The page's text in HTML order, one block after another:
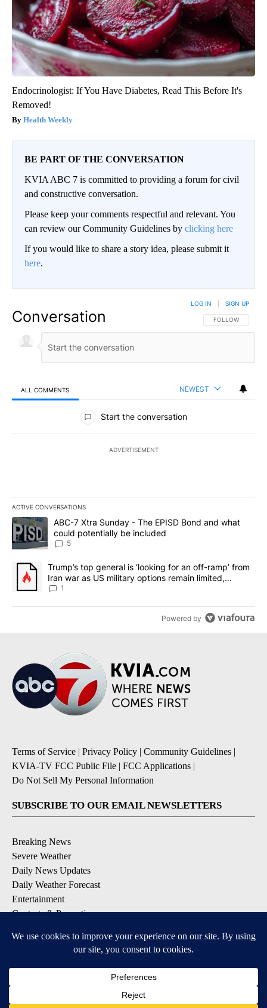
Endocrinologist: If You Have Diabetes, Read This Before It's
Removed!
Health Weekly
BE PART OF THE CONVERSATION
KVIA ABC 7 is committed to providing a forum for civil
and constructive conversation.
Please keep your comments respectful and relevant. You
can review our Community Guidelines by clicking here
If you would like to share a story idea, please submit it
here.
Conversation FOLLOW THIS
FOLLOW
LOG IN SIGN UP
ALL COMMENTS NEWEST
All Comments
Start the conversation
ADVERTISEMENT
ACTIVE CONVERSATIONS
The following is a list of the most commented articles in the last
A trending article titled "ABC-7 Xtra Sunday - The EPISD Bond
ABC-7 Xtra Sunday - The EPISD Bond and what
could potentially be included
5
A trending article titled "Trump’s top general is ‘looking for an
Trump’s top general is ‘looking for an off-ramp’ from
Iran war as US military options remain limited,
sources say
1
Powered by
Terms of Service | Privacy Policy | Community Guidelines |
KVIA-TV FCC Public File | FCC Applications |
Do Not Sell My Personal Information
SUBSCRIBE TO OUR EMAIL NEWSLETTERS
Breaking News
Severe Weather
Daily News Updates
Daily Weather Forecast
Entertainment
Contests & Promotions
DOWNLOAD OUR APPS
Available for iOS and Android